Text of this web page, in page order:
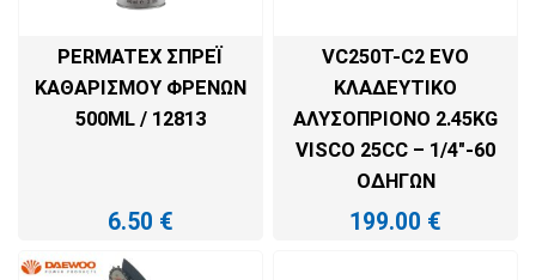
PERMATEX ΣΠΡΈΙ
ΚΑΘΑΡΙΣΜΟΎ ΦΡΈΝΩΝ
500ML / 12813
6.50 €
ΠΡΟΣΘΉΚΗ ΣΤΟ ΚΑΛΆΘΙ
VC250T-C2 EVO
ΚΛΑΔΕΥΤΙΚΌ
ΑΛΥΣΟΠΡΊΟΝΟ 2.45KG
VISCO 25CC – 1/4″-60
ΟΔΗΓΏΝ
199.00 €